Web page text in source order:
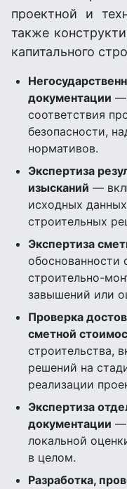
проектной и
также
капитального
документации —
соответствия
безопасности,
нормативов.
Экспертиза
изысканий —
исходных
строительных
Экспертиза
обоснованности
строительно-
завышений или
Проверка
сметной
строительства,
решений на
реализации
Экспертиза
документации —
локальной
в целом.
Разработка,